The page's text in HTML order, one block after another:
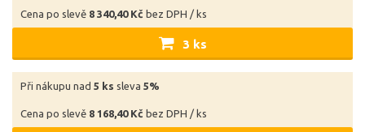
Cena po slevě 8 340,40 Kč bez DPH / ks
3 ks
Při nákupu nad 5 ks sleva 5%
Cena po slevě 8 168,40 Kč bez DPH / ks